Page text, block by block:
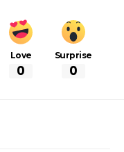
Love
0
Surprise
0